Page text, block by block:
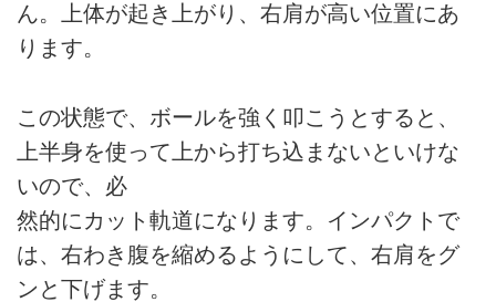
ん。上体が起き上がり、右肩が高い位置にあ
ります。
この状態で、ボールを強く叩こうとすると、
上半身を使って上から打ち込まないといけな
いので、必
然的にカット軌道になります。インパクトで
は、右わき腹を縮めるようにして、右肩をグ
ンと下げます。